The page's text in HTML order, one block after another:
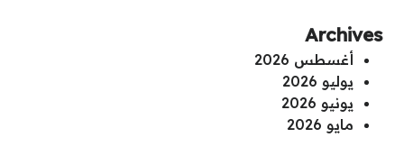
Archives
أغسطس 2026
يوليو 2026
يونيو 2026
مايو 2026